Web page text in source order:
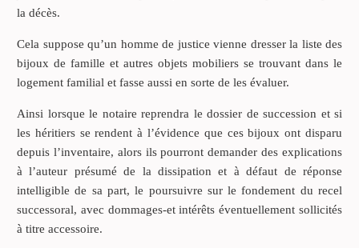
la décès.
Cela suppose qu’un homme de justice vienne dresser la liste des
bijoux de famille et autres objets mobiliers se trouvant dans le
logement familial et fasse aussi en sorte de les évaluer.
Ainsi lorsque le notaire reprendra le dossier de succession et si
les héritiers se rendent à l’évidence que ces bijoux ont disparu
depuis l’inventaire, alors ils pourront demander des explications
à l’auteur présumé de la dissipation et à défaut de réponse
intelligible de sa part, le poursuivre sur le fondement du recel
successoral, avec dommages-et intérêts éventuellement sollicités
à titre accessoire.